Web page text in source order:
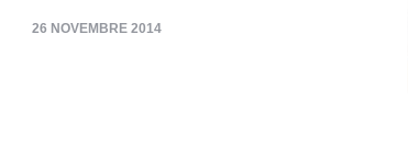
26 NOVEMBRE 2014